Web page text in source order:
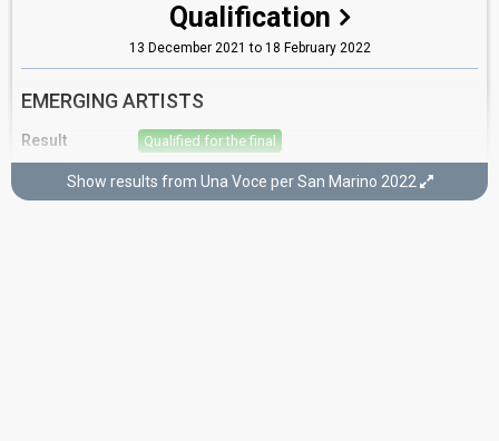
Qualification
13 December 2021 to 18 February 2022
EMERGING ARTISTS
Result Qualified for the final
9th(out of 17)
Show results from Una Voce per San Marino 2022